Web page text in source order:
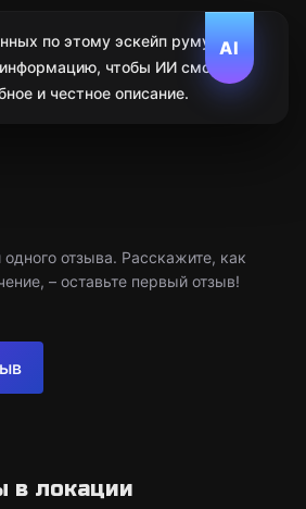
AI
по этому эскейп руму.
чтобы ИИ смог
и честное описание.
одного отзыва. Расскажите, как
– оставьте первый отзыв!
в локации